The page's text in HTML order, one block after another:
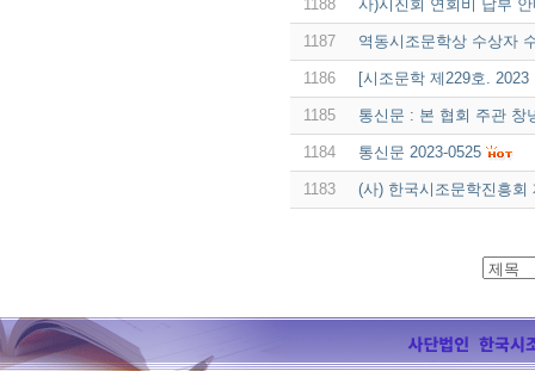
1188 사)시진회 연회비 납부 안
1187 역동시조문학상 수상자
1186 [시조문학 제229호.
1185 통신문 : 본 협회 주관 창
1184 통신문 2023-0525
1183 (사) 한국시조문학진흥